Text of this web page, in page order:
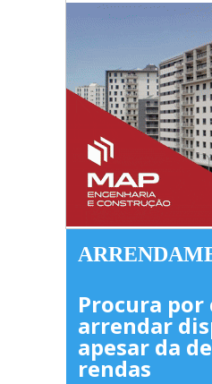
Procura por
arrendar
apesar da
rendas